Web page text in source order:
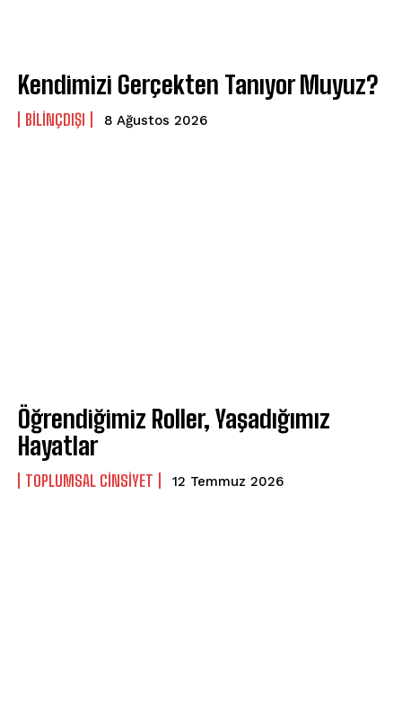
Kendimizi Gerçekten Tanıyor Muyuz?
BILINÇDIŞI 8 Ağustos 2026
Öğrendiğimiz Roller, Yaşadığımız
Hayatlar
TOPLUMSAL CINSIYET 12 Temmuz 2026